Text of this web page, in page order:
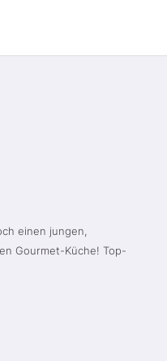
einen jungen,
Gourmet-Küche! Top-